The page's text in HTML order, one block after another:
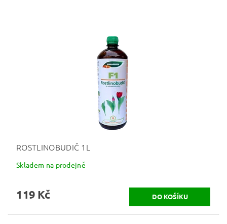
ROSTLINOBUDIČ 1L
Skladem na prodejně
119 Kč